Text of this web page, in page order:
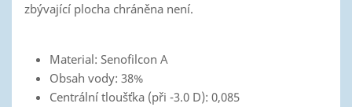
zbývající plocha chráněna není.
Material: Senofilcon A
Obsah vody: 38%
Centrální tloušťka (při -3.0 D): 0,085